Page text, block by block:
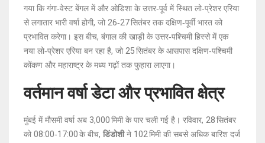
गया कि गंगा‑वेस्ट बेंगल में और ओडिशा के उत्तर‑पूर्व में स्थित लो‑प्रेशर एरिया
से लगातार भारी वर्षा होगी, जो 26‑27 सितंबर तक दक्षिण‑पूर्वी भारत को
प्रभावित करेगा। इस बीच, बंगाल की खाड़ी के उत्तर‑पश्चिमी हिस्से में एक
नया लो‑प्रेशर एरिया बन रहा है, जो 25 सितंबर के आसपास दक्षिण‑पश्चिमी
कोंकण और महाराष्ट्र के मध्य गढ़ों तक फुहारा लाएगा।
वर्तमान वर्षा डेटा और प्रभावित क्षेत्र
मुंबई में मौसमी वर्षा अब 3,000 मिमी के पार चली गई है। रविवार, 28 सितंबर
को 08:00‑17:00 के बीच, डिंडोशीने 102 मिमी की सबसे अधिक बारिश दर्ज